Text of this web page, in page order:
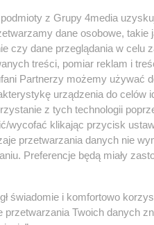
Oceń
z Grupy 4media
dane osobowe, takie
czy dane przeglądania w celu
treści, pomiar reklam i
Partnerzy możemy używać
urządzenia do celów
z tych technologii
wycofać klikając przycisk
przetwarzania danych nie
Preferencje będą miały
świadomie i komfortowo
przetwarzania Twoich danych